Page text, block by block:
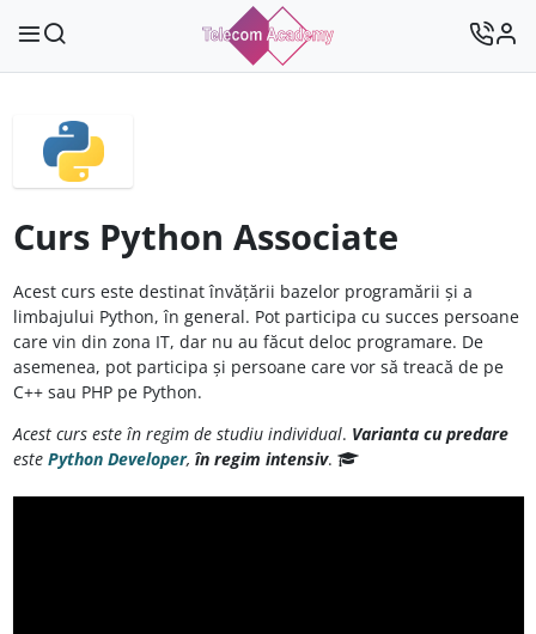
Curs Python Associate
Acest curs este destinat învățării bazelor programării și a
limbajului Python, în general. Pot participa cu succes persoane
care vin din zona IT, dar nu au făcut deloc programare. De
asemenea, pot participa și persoane care vor să treacă de pe
C++ sau PHP pe Python.
Acest curs este în regim de studiu individual. Varianta cu predare
este Python Developer, în regim intensiv.